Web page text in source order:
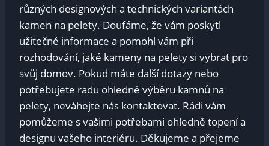
různých designových a technických variantách
kamen na pelety. Doufáme, že vám poskytl
užitečné informace a pomohl vám při
rozhodování, jaké kameny na pelety si vybrat pro
svůj domov. Pokud máte další dotazy nebo
potřebujete radu ohledně výběru kamnů na
pelety, neváhejte nás kontaktovat. Rádi vám
pomůžeme s vašimi potřebami ohledně topení a
designu vašeho interiéru. Děkujeme a přejeme